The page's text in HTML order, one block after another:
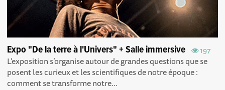
197
Expo "De la terre à l'Univers" + Salle immersive
L’exposition s’organise autour de grandes questions que se
posent les curieux et les scientifiques de notre époque :
comment se transforme notre...